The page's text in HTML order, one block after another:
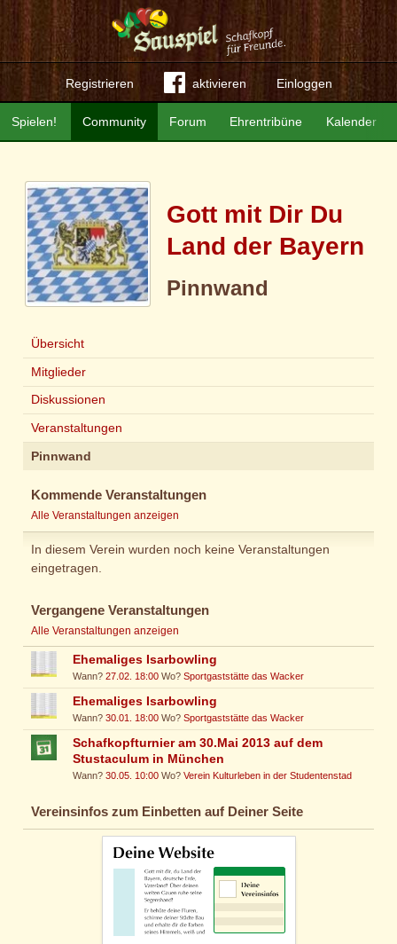
Registrieren aktivieren Einloggen
Community Forum Ehrentribüne Kalender
Spielen!
Gott mit Dir Du
Land der Bayern
Pinnwand
Übersicht
Mitglieder
Diskussionen
Veranstaltungen
Pinnwand
Kommende Veranstaltungen
Alle Veranstaltungen anzeigen
In diesem Verein wurden noch keine Veranstaltungen
eingetragen.
Vergangene Veranstaltungen
Alle Veranstaltungen anzeigen
Ehemaliges Isarbowling
Wann?27.02. 18:00 Wo?Sportgaststätte das Wacker
Ehemaliges Isarbowling
Wann?30.01. 18:00 Wo?Sportgaststätte das Wacker
Schafkopfturnier am 30.Mai 2013 auf dem
Stustaculum in München
Wann?30.05. 10:00 Wo?Verein Kulturleben in der Studentenstad
Vereinsinfos zum Einbetten auf Deiner Seite